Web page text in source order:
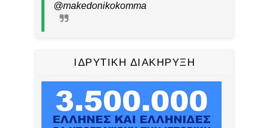
@makedonikokomma
ΙΔΡΥΤΙΚΗ ΔΙΑΚΗΡΥΞΗ